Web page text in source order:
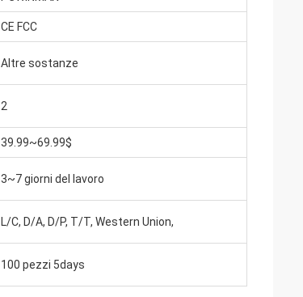
CE FCC
Altre sostanze
2
39.99~69.99$
3~7 giorni del lavoro
L/C, D/A, D/P, T/T, Western Union,
100 pezzi 5days